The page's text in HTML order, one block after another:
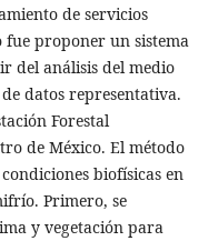
de servicios
fue proponer un sistema
del análisis del medio
datos representativa.
Forestal
de México. El método
biofísicas en
Primero, se
y vegetación para